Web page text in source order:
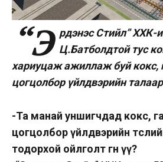
“Э рдэнэс Стийл” ХХК-
Ц.Батболдтой тус
хариуцаж ажиллаж буй кокс,
цогцолбор үйлдвэрийн
-Та манай уншигчдад кокс, ган
цогцолбор үйлдвэрийн
тодорхой ойлголт өгнө үү?